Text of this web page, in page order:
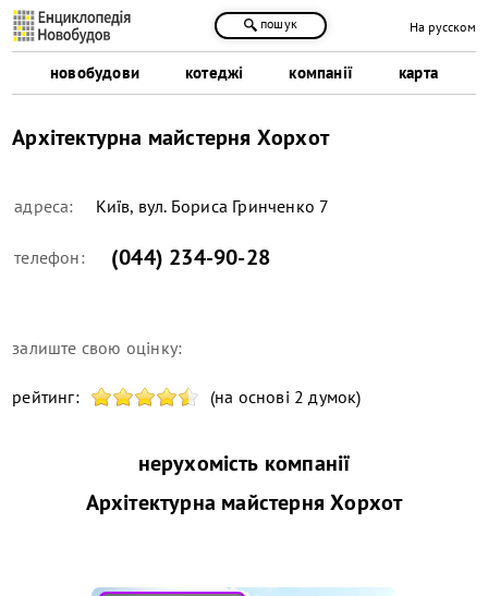
новобудови котеджі компанії карта
пошук На русском
Архітектурна майстерня Хорхот
адреса: Київ, вул. Бориса Гринченко 7
телефон: (044) 234-90-28
залиште свою оцінку:
рейтинг: (на основі 2 думок)
нерухомість компанії
Архітектурна майстерня Хорхот